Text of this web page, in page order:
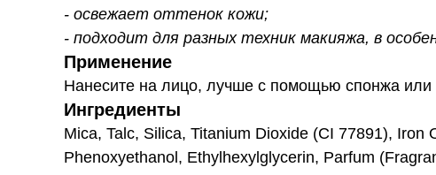
- освежает оттенок кожи;
- подходит для разных техник макияжа, в
Применение
Нанесите на лицо, лучше с помощью спонжа или
Ингредиенты
Mica, Talc, Silica, Titanium Dioxide (CI 77891),
Phenoxyethanol, Ethylhexylglycerin, Parfum